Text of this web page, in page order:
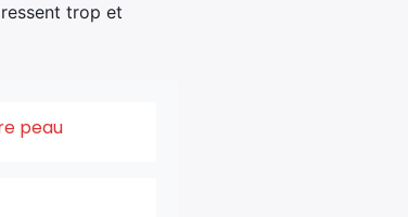
trop et
peau